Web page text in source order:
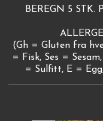
BEREGN 5 STK.
(Gh = Gluten fra
= Fisk, Ses =
= Sulfitt, E =